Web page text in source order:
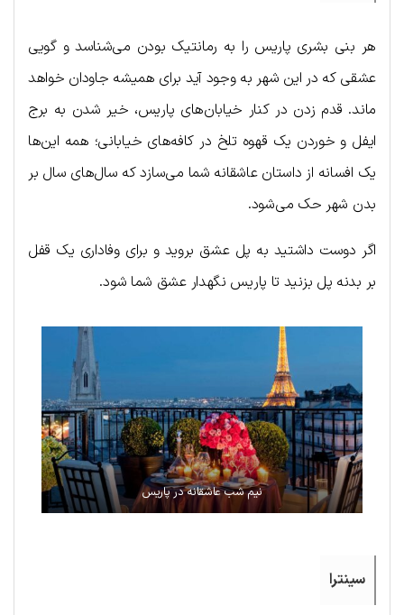
هر بنی بشری پاریس را به رمانتیک بودن می‌شناسد و گویی
عشقی که در این شهر به وجود آید برای همیشه جاودان خواهد
ماند. قدم زدن در کنار خیابان‌های پاریس، خیر شدن به برج
ایفل و خوردن یک قهوه تلخ در کافه‌های خیابانی؛ همه این‌ها
یک افسانه از داستان عاشقانه شما می‌سازد که سال‌های سال بر
بدن شهر حک می‌شود.
اگر دوست داشتید به پل عشق بروید و برای وفاداری یک قفل
بر بدنه پل بزنید تا پاریس نگهدار عشق شما شود.
نیم شب عاشقانه در پاریس
سینترا